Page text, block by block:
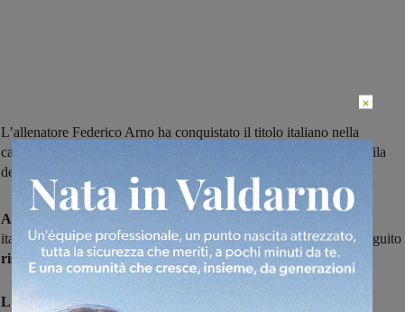
L’allenatore Federico Arno ha conquistato il titolo italiano nella
categoria -63kg, risultati di prestigo anche per vari tesserati nelle fila
del sodalizio valdarnese
Al Palaterme di Montecatini Termesi sono svolti i campionato
italiano diju-jitsu, con il Team Fahrenheit Valdarno che ha conseguito
risultati importanti.
L'allenatore Federico Arno(cintura nera di ju-jitsu, istruttore di
×